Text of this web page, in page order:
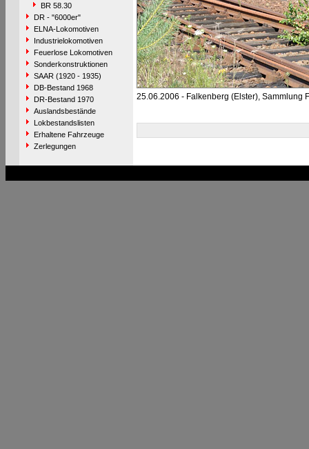
BR 58.30
DR - "6000er"
ELNA-Lokomotiven
Industrielokomotiven
Feuerlose Lokomotiven
Sonderkonstruktionen
SAAR (1920 - 1935)
DB-Bestand 1968
DR-Bestand 1970
Auslandsbestände
Lokbestandslisten
Erhaltene Fahrzeuge
Zerlegungen
25.06.2006 - Falkenberg (Elster), Sammlung